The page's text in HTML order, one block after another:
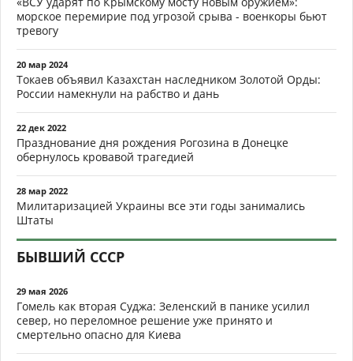
морское перемирие под угрозой срыва - военкоры бьют
тревогу
20 мар 2024
Токаев объявил Казахстан наследником Золотой Орды:
России намекнули на рабство и дань
22 дек 2022
Празднование дня рождения Рогозина в Донецке
обернулось кровавой трагедией
28 мар 2022
Милитаризацией Украины все эти годы занимались
Штаты
БЫВШИЙ СССР
29 мая 2026
Гомель как вторая Суджа: Зеленский в панике усилил
север, но переломное решение уже принято и
смертельно опасно для Киева